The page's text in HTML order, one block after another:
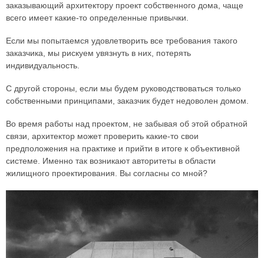
заказывающий архитектору проект собственного дома, чаще
всего имеет какие-то определенные привычки.
Если мы попытаемся удовлетворить все требования такого
заказчика, мы рискуем увязнуть в них, потерять
индивидуальность.
С другой стороны, если мы будем руководствоваться только
собственными принципами, заказчик будет недоволен домом.
Во время работы над проектом, не забывая об этой обратной
связи, архитектор может проверить какие-то свои
предположения на практике и прийти в итоге к объективной
системе. Именно так возникают авторитеты в области
жилищного проектирования. Вы согласны со мной?